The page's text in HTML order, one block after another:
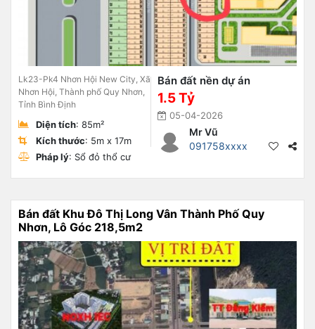
Lk23-Pk4 Nhơn Hội New City, Xã
Nhơn Hội, Thành phố Quy Nhơn,
Tỉnh Bình Định
Diện tích: 85m²
Kích thước: 5m x 17m
Pháp lý: Sổ đỏ thổ cư
Bán đất nền dự án
1.5 Tỷ
05-04-2026
Mr Vũ
091758xxxx
Bán đất Khu Đô Thị Long Vân Thành Phố Quy
Nhơn, Lô Góc 218,5m2